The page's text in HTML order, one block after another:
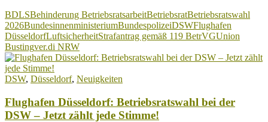
behindert
Start
des
Strafantrag
BDLSBehinderung BetriebsratsarbeitBetriebsratBetriebsratswahl
2026BundesinnenministeriumBundespolizeiDSWFlughafen
DüsseldorfLuftsicherheitStrafantrag gemäß 119 BetrVGUnion
Bustingver.di NRW
DSW, Düsseldorf, Neuigkeiten
Flughafen Düsseldorf: Betriebsratswahl bei der
DSW – Jetzt zählt jede Stimme!